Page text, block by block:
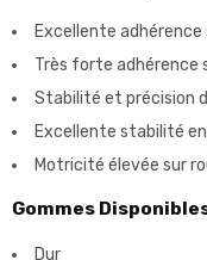
Excellente
Très forte adhérence
Stabilité et précision
Excellente stabilité
Motricité élevée sur
Gommes
Dur